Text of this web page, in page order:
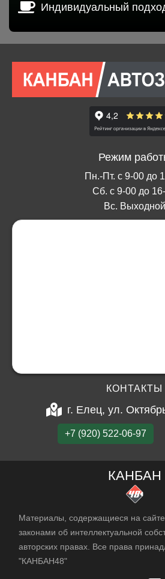
Индивидуальный
Режим
Пн.-Пт. с 9-00 до
Сб. с 9-00 до
Вс. Выходной
КОНТАКТЫ
г. Елец, ул.
+7 (920) 522-06-97
КАНБАН
Материалы, содержащиеся на
законами об интеллектуальной
авторских правах. Все права
"КАНБАН48"